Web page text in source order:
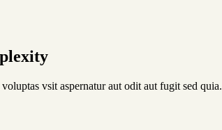
vsit aspernatur aut odit aut fugit sed quia.